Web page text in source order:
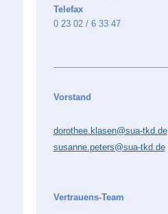
Telefax
0 23 02 / 6 33 47
Vorstand
dorothee.klasen@sua-tkd.de
susanne.peters@sua-tkd.de
Vertrauens-Team